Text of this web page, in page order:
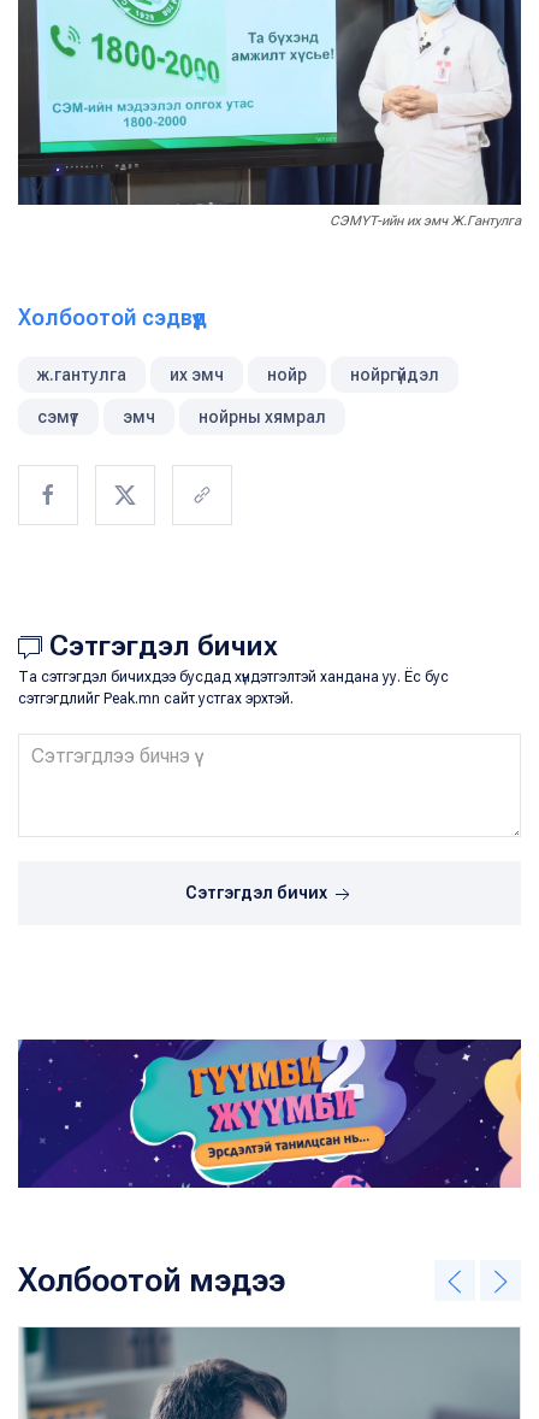
СЭМҮТ-ийн их эмч Ж.Гантулга
Холбоотой сэдвүүд
ж.гантулга их эмч нойр нойргүйдэл
сэмүт эмч нойрны хямрал
Сэтгэгдэл бичих
Та сэтгэгдэл бичихдээ бусдад хүндэтгэлтэй хандана уу. Ёс бус
сэтгэгдлийг Peak.mn сайт устгах эрхтэй.
Сэтгэгдэл бичих
Холбоотой мэдээ